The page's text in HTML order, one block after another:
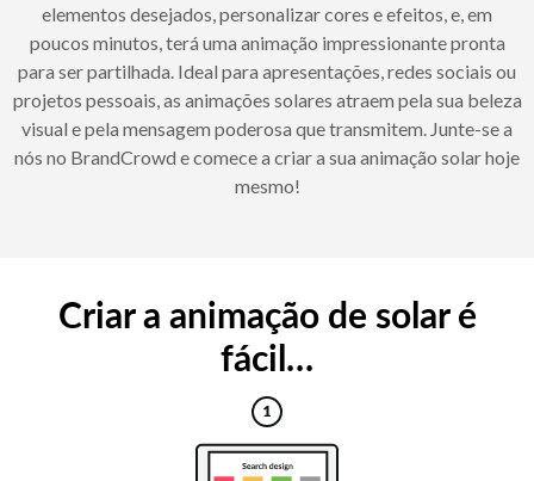
elementos desejados, personalizar cores e efeitos, e, em
poucos minutos, terá uma animação impressionante pronta
para ser partilhada. Ideal para apresentações, redes sociais ou
projetos pessoais, as animações solares atraem pela sua beleza
visual e pela mensagem poderosa que transmitem. Junte-se a
nós no BrandCrowd e comece a criar a sua animação solar hoje
mesmo!
Criar a animação de solar é
fácil…